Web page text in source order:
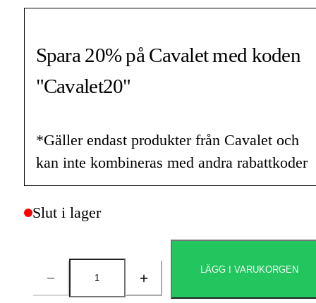
Spara 20% på Cavalet med koden
"Cavalet20"
*Gäller endast produkter från Cavalet och
kan inte kombineras med andra rabattkoder
Slut i lager
Antal
LÄGG I VARUKORGEN